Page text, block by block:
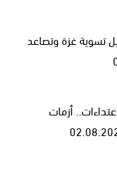
تسوية غزة وتصاعد
أزمات